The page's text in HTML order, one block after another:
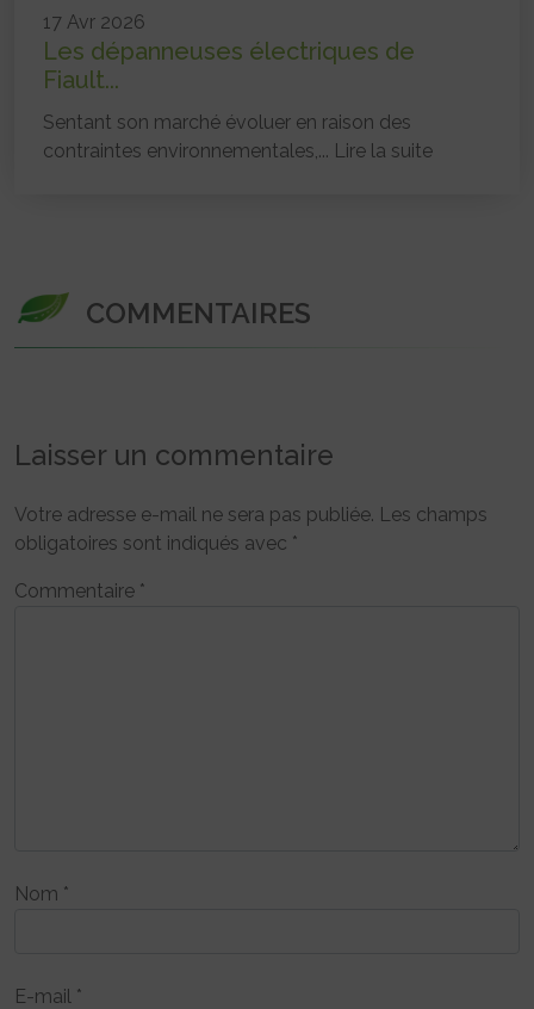
17 Avr 2026
Les dépanneuses électriques de
Fiault...
Sentant son marché évoluer en raison des
contraintes environnementales,... Lire la suite
COMMENTAIRES
Laisser un commentaire
Votre adresse e-mail ne sera pas publiée. Les champs
obligatoires sont indiqués avec *
Commentaire *
Nom *
E-mail *